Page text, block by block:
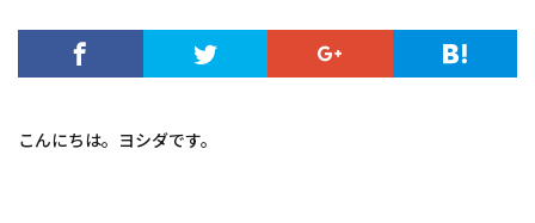
こんにちは。ヨシダです。